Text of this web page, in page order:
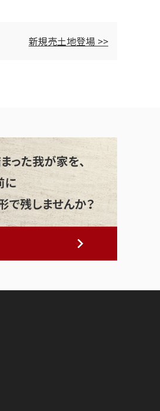
新規売土地登場 >>